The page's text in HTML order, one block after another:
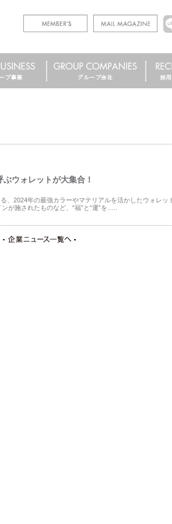
ウォレットが大集合！
、2024年の最強カラーやマテリアルを活かしたウォレッ
が施されたものなど、“福”と“運”を…..